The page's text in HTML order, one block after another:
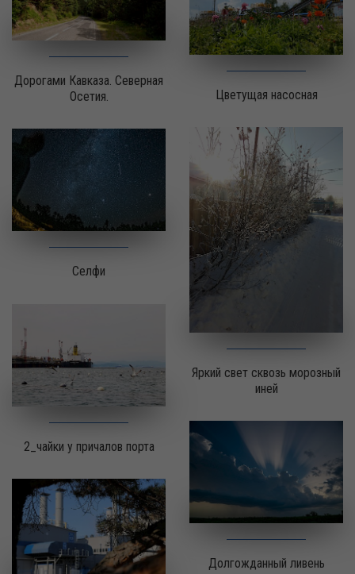
Дорогами Кавказа. Северная
Осетия.
Цветущая насосная
Селфи
Яркий свет сквозь морозный
иней
2_чайки у причалов порта
Долгожданный ливень